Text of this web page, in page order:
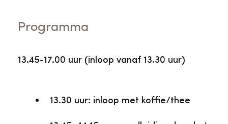
Programma
13.45-17.00 uur (inloop vanaf 13.30 uur)
13.30 uur: inloop met koffie/thee